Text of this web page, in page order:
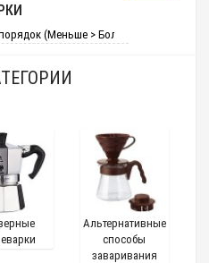
Альтернативные
способы
заваривания